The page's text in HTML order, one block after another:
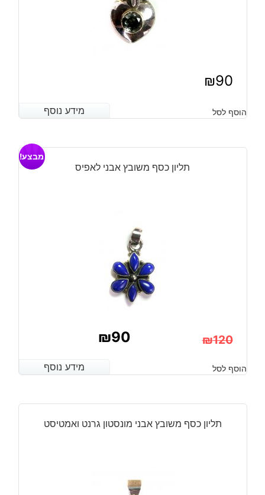
₪90
מידע נוסף הוסף לסל מידע נוסף
תליון כסף משובץ אבני לאפיס
מבצע!
₪120
המקורי
היה:
₪120.
₪90
הנוכחי
הוא:
₪90.
מידע נוסף הוסף לסל מידע נוסף
תליון כסף משובץ אבני מונסטון גרנט ואמטיסט